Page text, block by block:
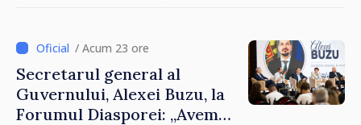
al Republicii Moldova.
/ Acum 23 ore
Secretarul general al
Guvernului, Alexei Buzu, la
Forumul Diasporei: „Avem